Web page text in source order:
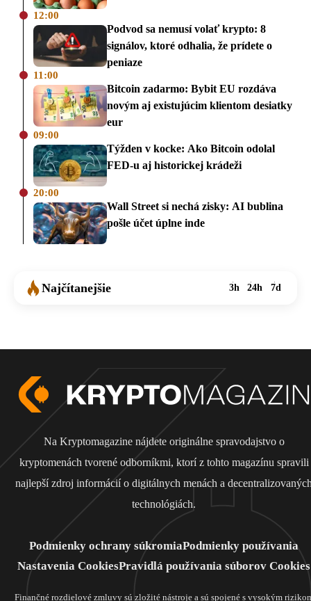
12:00
Podvod sa nemusí volať krypto: 8
signálov, ktoré odhalia, že prídete o
peniaze
11:00
Bitcoin zadarmo: Bybit EU rozdáva
novým aj existujúcim klientom desiatky
eur
09:00
Týžden v kocke: Ako Bitcoin odolal
FED-u aj historickej krádeži
20:00
Wall Street si nechá zisky: AI bublina
pošle účet úplne inde
Najčítanejšie 3h 24h 7d
Na Kryptomagazine nájdete originálne spravodajstvo o
kryptomenách tvorené odborníkmi, ktorí z tohto magazínu spravili
najlepší zdroj informácií o digitálnych menách a
technológiách.
Podmienky ochrany súkromiaPodmienky používania
Nastavenia CookiesPravidlá používania súborov Cookies
Finančné rozdielové zmluvy sú zložité nástroje a sú spojené s vysokým